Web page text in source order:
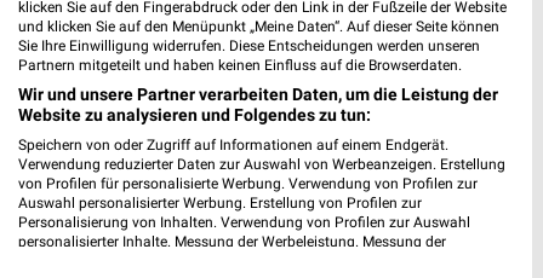
Noch mehr Angebote in
der weekli App!
klicken Sie auf den Fingerabdruck oder den Link in der Fußzeile der Website
und klicken Sie auf den Menüpunkt „Meine Daten“. Auf dieser Seite können
Sie Ihre Einwilligung widerrufen. Diese Entscheidungen werden unseren
Partnern mitgeteilt und haben keinen Einfluss auf die Browserdaten.
Wir und unsere Partner verarbeiten Daten, um die Leistung der
Website zu analysieren und Folgendes zu tun:
Speichern von oder Zugriff auf Informationen auf einem Endgerät.
Verwendung reduzierter Daten zur Auswahl von Werbeanzeigen. Erstellung
von Profilen für personalisierte Werbung. Verwendung von Profilen zur
Auswahl personalisierter Werbung. Erstellung von Profilen zur
Personalisierung von Inhalten. Verwendung von Profilen zur Auswahl
personalisierter Inhalte. Messung der Werbeleistung. Messung der